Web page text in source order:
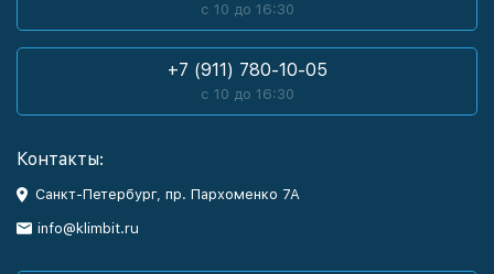
с 10 до 16:30
+7 (911) 780-10-05
с 10 до 16:30
Контакты:
Санкт-Петербург, пр. Пархоменко 7А
info@klimbit.ru